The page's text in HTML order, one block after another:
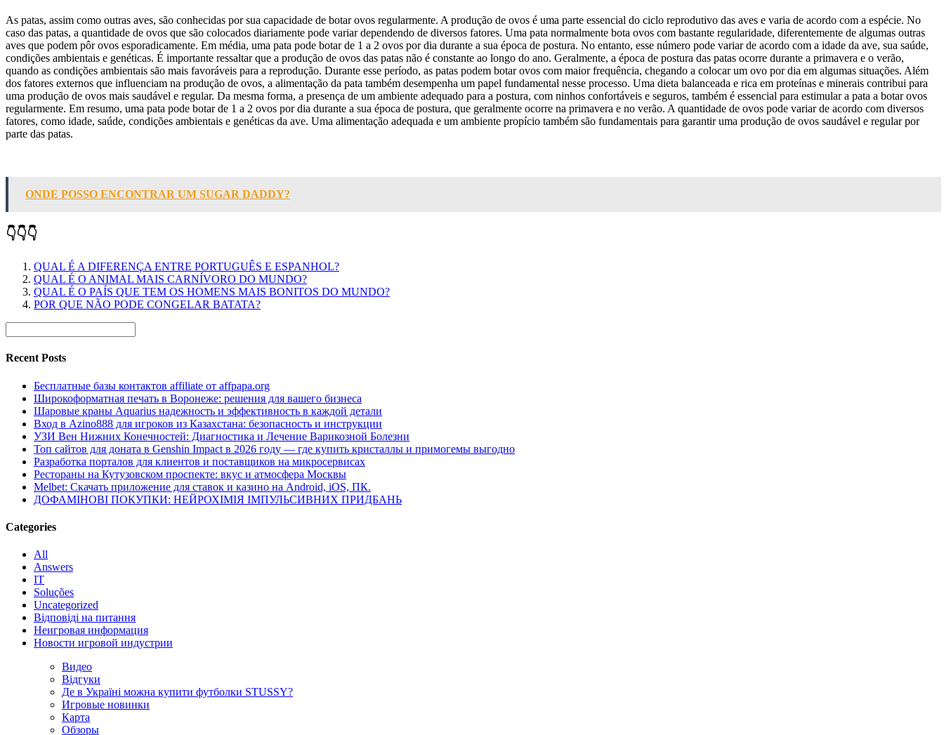
As patas, assim como outras aves, são conhecidas por sua capacidade de botar ovos regularmente. A produção de ovos é uma parte essencial do ciclo reprodutivo das aves e varia de acordo com a espécie. No
caso das patas, a quantidade de ovos que são colocados diariamente pode variar dependendo de diversos fatores. Uma pata normalmente bota ovos com bastante regularidade, diferentemente de algumas outras
aves que podem pôr ovos esporadicamente. Em média, uma pata pode botar de 1 a 2 ovos por dia durante a sua época de postura. No entanto, esse número pode variar de acordo com a idade da ave, sua saúde,
condições ambientais e genéticas. É importante ressaltar que a produção de ovos das patas não é constante ao longo do ano. Geralmente, a época de postura das patas ocorre durante a primavera e o verão,
quando as condições ambientais são mais favoráveis para a reprodução. Durante esse período, as patas podem botar ovos com maior frequência, chegando a colocar um ovo por dia em algumas situações. Além
dos fatores externos que influenciam na produção de ovos, a alimentação da pata também desempenha um papel fundamental nesse processo. Uma dieta balanceada e rica em proteínas e minerais contribui para
uma produção de ovos mais saudável e regular. Da mesma forma, a presença de um ambiente adequado para a postura, com ninhos confortáveis e seguros, também é essencial para estimular a pata a botar ovos
regularmente. Em resumo, uma pata pode botar de 1 a 2 ovos por dia durante a sua época de postura, que geralmente ocorre na primavera e no verão. A quantidade de ovos pode variar de acordo com diversos
fatores, como idade, saúde, condições ambientais e genéticas da ave. Uma alimentação adequada e um ambiente propício também são fundamentais para garantir uma produção de ovos saudável e regular por
parte das patas.
ONDE POSSO ENCONTRAR UM SUGAR DADDY?
👇👇👇
QUAL É A DIFERENÇA ENTRE PORTUGUÊS E ESPANHOL?
QUAL É O ANIMAL MAIS CARNÍVORO DO MUNDO?
QUAL É O PAÍS QUE TEM OS HOMENS MAIS BONITOS DO MUNDO?
POR QUE NÃO PODE CONGELAR BATATA?
Recent Posts
Бесплатные базы контактов affiliate от affpapa.org
Широкоформатная печать в Воронеже: решения для вашего бизнеса
Шаровые краны Aquarius надежность и эффективность в каждой детали
Вход в Azino888 для игроков из Казахстана: безопасность и инструкции
УЗИ Вен Нижних Конечностей: Диагностика и Лечение Варикозной Болезни
Топ сайтов для доната в Genshin Impact в 2026 году — где купить кристаллы и примогемы выгодно
Разработка порталов для клиентов и поставщиков на микросервисах
Рестораны на Кутузовском проспекте: вкус и атмосфера Москвы
Melbet: Скачать приложение для ставок и казино на Android, iOS, ПК.
ДОФАМІНОВІ ПОКУПКИ: НЕЙРОХІМІЯ ІМПУЛЬСИВНИХ ПРИДБАНЬ
Categories
All
Answers
IT
Soluções
Uncategorized
Відповіді на питання
Неигровая информация
Новости игровой индустрии
Видео
Відгуки
Де в Україні можна купити футболки STUSSY?
Игровые новинки
Карта
Обзоры